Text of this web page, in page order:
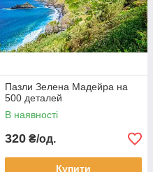
Пазли Зелена Мадейра на
500 деталей
В наявності
320 ₴/од.
Купити